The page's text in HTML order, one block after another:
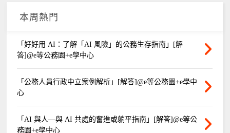
本周熱門
「好好用 AI：了解「AI 風險」的公務生存指南」[解
答]@e等公務園+e學中心
「公務人員行政中立案例解析」[解答]@e等公務園+e學中
心
「AI 與人—與 AI 共處的奮進或躺平指南」[解答]@e等公
務園+e學中心